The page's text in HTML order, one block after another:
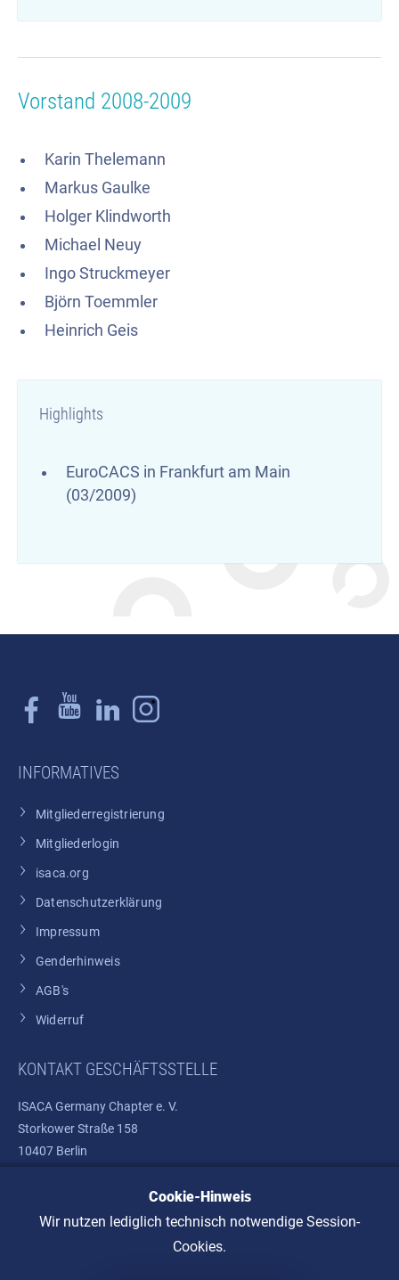
Vorstand 2008-2009
Karin Thelemann
Markus Gaulke
Holger Klindworth
Michael Neuy
Ingo Struckmeyer
Björn Toemmler
Heinrich Geis
Highlights
EuroCACS in Frankfurt am Main
(03/2009)
INFORMATIVES
Mitgliederregistrierung
Mitgliederlogin
isaca.org
Datenschutzerklärung
Impressum
Genderhinweis
AGB's
Widerruf
KONTAKT GESCHÄFTSSTELLE
ISACA Germany Chapter e. V.
Storkower Straße 158
10407 Berlin
Telefon: +49 30 37580810
E-Mail:info@isaca.de
Cookie-Hinweis
Wir nutzen lediglich technisch notwendige Session-
Cookies.